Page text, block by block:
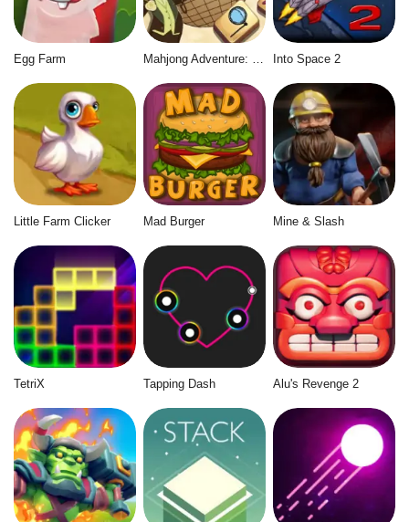
Egg Farm Into Space 2
Little Farm Clicker Mad Burger Mine & Slash
TetriX Tapping Dash Alu's Revenge 2